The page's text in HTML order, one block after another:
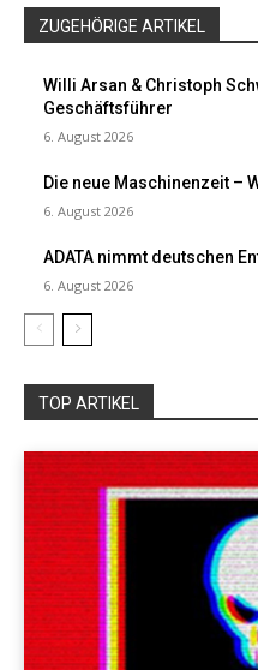
ZUGEHÖRIGE ARTIKEL
Willi Arsan & Christoph
Geschäftsführer
6. August 2026
Die neue Maschinenzeit –
6. August 2026
ADATA nimmt deutschen
6. August 2026
TOP ARTIKEL